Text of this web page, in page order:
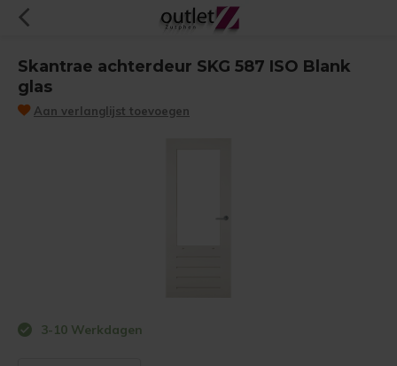
Skantrae achterdeur SKG 587 ISO Blank
glas
Aan verlanglijst toevoegen
3-10 Werkdagen